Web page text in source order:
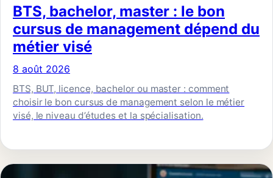
BTS, bachelor, master : le bon
cursus de management dépend du
métier visé
8 août 2026
BTS, BUT, licence, bachelor ou master : comment
choisir le bon cursus de management selon le métier
visé, le niveau d’études et la spécialisation.